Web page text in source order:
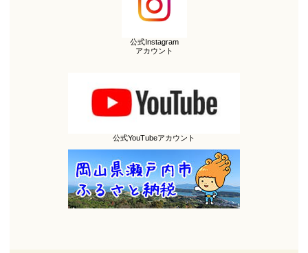
公式Instagram
アカウント
公式YouTubeアカウント